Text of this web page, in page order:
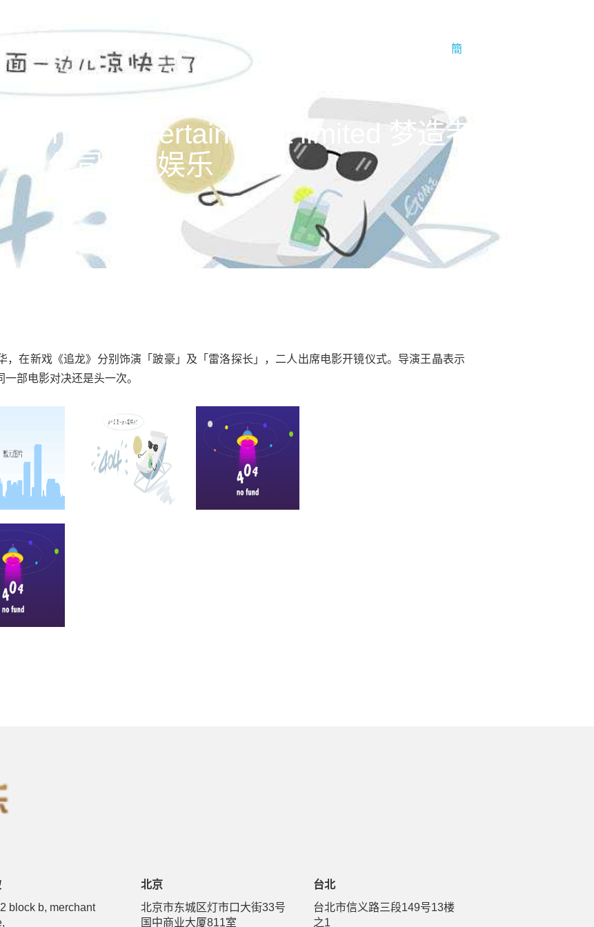
簡
infinitus entertainment limited 梦造者娱乐有限
公司-1号娱乐
，在新戏《追龙》分别饰演「跛豪」及「雷洛探长」，二人出席电影开镜仪式。导演王晶表示
部电影对决还是头一次。
block b, merchant
北京
北京市东城区灯市口大街33号
国中商业大厦811室
台北
台北市信义路三段149号13楼
之1